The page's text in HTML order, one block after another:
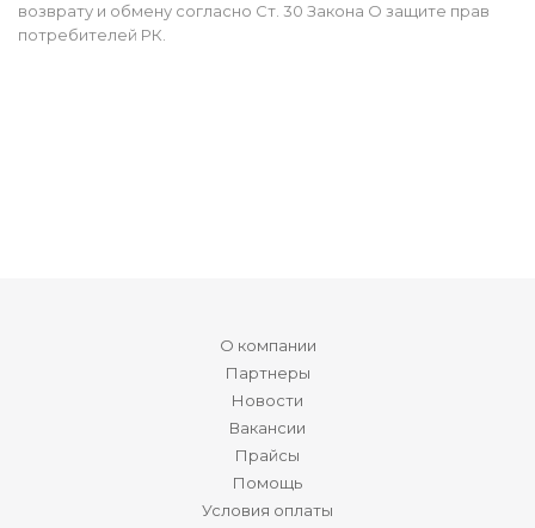
возврату и обмену согласно Ст. 30 Закона О защите прав
потребителей РК.
О компании
Партнеры
Новости
Вакансии
Прайсы
Помощь
Условия оплаты